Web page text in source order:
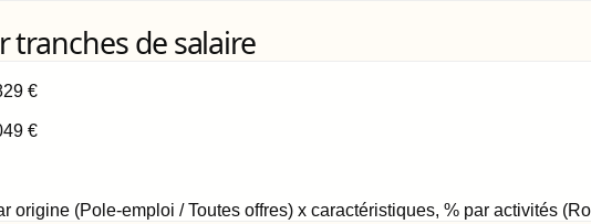
tranches de salaire
€
€
origine (Pole-emploi / Toutes offres) x caractéristiques, % par activités